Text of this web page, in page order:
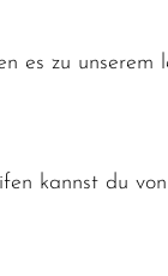
es zu unserem
kannst du